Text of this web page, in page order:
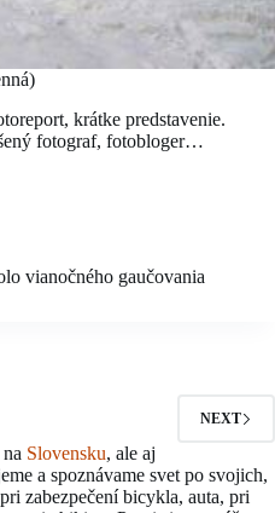
krátke predstavenie.
fotograf, fotobloger…
vianočného gaučovania
NEXT
Slovensku, ale aj
a spoznávame svet po svojich,
zabezpečení bicykla, auta, pri